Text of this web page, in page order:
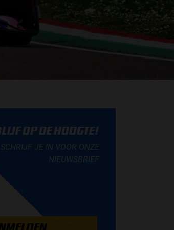
OP DE HOOGTE!
SCHRIJF JE IN VOOR ONZE
NIEUWSBRIEF